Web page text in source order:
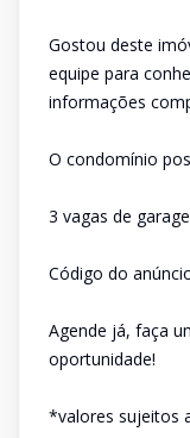
Gostou deste
equipe para
informações
O condomínio
3 vagas de
Código do
Agende já, faça
oportunidade!
*valores sujeitos